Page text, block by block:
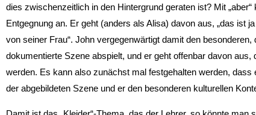
dies zwischenzeitlich in den Hintergrund geraten ist? Mit
Entgegnung an. Er geht (anders als Alisa) davon aus, „das ist
von seiner Frau“. John vergegenwärtigt damit den
dokumentierte Szene abspielt, und er geht offenbar davon
werden. Es kann also zunächst mal festgehalten werden,
der abgebildeten Szene und er den besonderen kulturellen